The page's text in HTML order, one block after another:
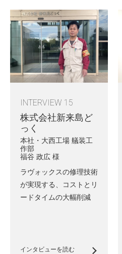
INTERVIEW 15
株式会社新来島ど
っく
本社・大西工場 艤装工
作部
福谷 政広 様
ラヴォックスの修理技術
が実現する、
コストとリ
ードタイムの大幅削減
インタビューを読む